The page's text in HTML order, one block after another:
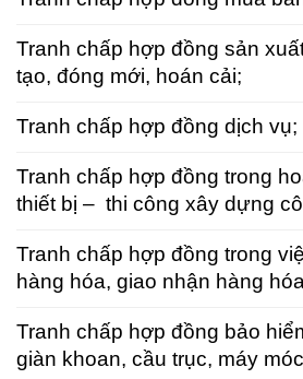
Tranh chấp hợp đồng sản
tạo, đóng mới, hoán cải;
Tranh chấp hợp đồng dịch vụ;
Tranh chấp hợp đồng trong
thiết bị – thi công xây dựng
Tranh chấp hợp đồng trong
hàng hóa, giao nhận hàng
Tranh chấp hợp đồng bảo
giàn khoan, cầu trục, máy